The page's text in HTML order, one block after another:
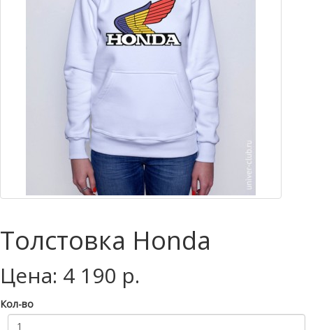
Толстовка Honda
Цена: 4 190 р.
Кол-во